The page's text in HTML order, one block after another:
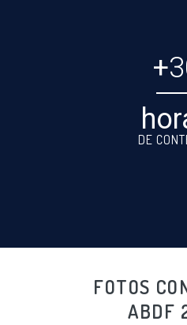
+
DE
FOTOS
ABDF